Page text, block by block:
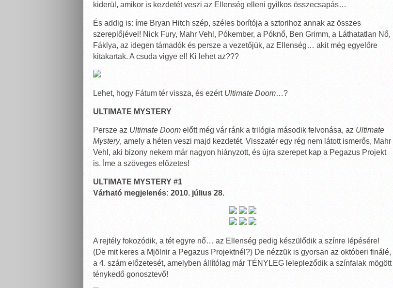
kiderül, amikor is kezdetét veszi az Ellenség elleni gyilkos összecsapás…
És addig is: íme Bryan Hitch szép, széles borítója a sztorihoz annak az összes
szereplőjével! Nick Fury, Mahr Vehl, Pókember, a Póknő, Ben Grimm, a Láthatatlan Nő,
Fáklya, az idegen támadók és persze a vezetőjük, az Ellenség… akit még egyelőre
kitakartak. A csuda vigye el! Ki lehet az???
Lehet, hogy Fátum tér vissza, és ezért Ultimate Doom…?
ULTIMATE MYSTERY
Persze az Ultimate Doomelőtt még vár ránk a trilógia második felvonása, az Ultimate
Mystery, amely a héten veszi majd kezdetét. Visszatér egy rég nem látott ismerős, Mahr
Vehl, aki bizony nekem már nagyon hiányzott, és újra szerepet kap a Pegazus Projekt
is. Íme a szöveges előzetes!
ULTIMATE MYSTERY #1
Várható megjelenés: 2010. július 28.
A rejtély fokozódik, a tét egyre nő… az Ellenség pedig készülődik a színre lépésére!
(De mit keres a Mjölnir a Pegazus Projektnél?) De nézzük is gyorsan az októberi finálé,
a 4. szám előzetesét, amelyben állítólag már TÉNYLEG lelepleződik a színfalak mögött
ténykedő gonosztevő!